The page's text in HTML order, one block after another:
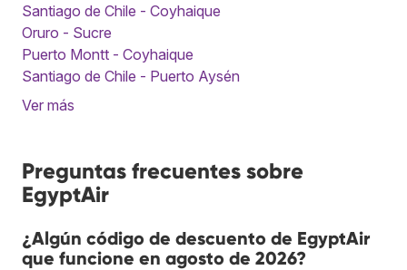
Santiago de Chile - Coyhaique
Oruro - Sucre
Puerto Montt - Coyhaique
Santiago de Chile - Puerto Aysén
Ver más
Preguntas frecuentes sobre
EgyptAir
¿Algún código de descuento de EgyptAir
que funcione en agosto de 2026?